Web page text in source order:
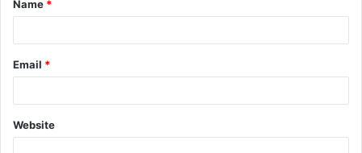
*
Name *
Email *
Website